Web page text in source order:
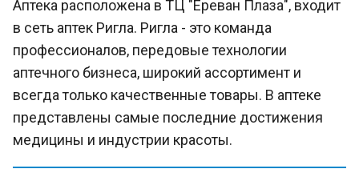
Аптека расположена в ТЦ "Ереван Плаза", входит
в сеть аптек Ригла. Ригла - это команда
профессионалов, передовые технологии
аптечного бизнеса, широкий ассортимент и
всегда только качественные товары. В аптеке
представлены самые последние достижения
медицины и индустрии красоты.